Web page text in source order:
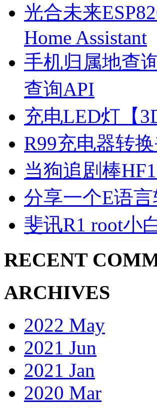
光合未来
Home Assistant
手机归属地查
查询API
充电LED灯【
R99充电器转
当狗追剧棒
分享一个E语
斐讯R1 root小
RECENT
ARCHIVES
2022 May
2021 Jun
2021 Jan
2020 Mar